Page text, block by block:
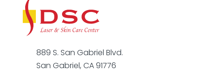
889 S. San Gabriel Blvd.
San Gabriel, CA 91776